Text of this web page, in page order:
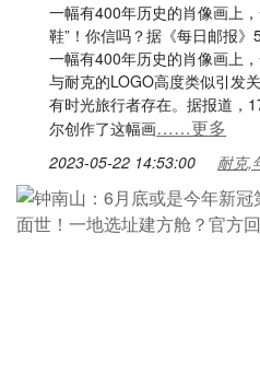
一幅有400年历史的肖像画上
鞋”！你信吗？据《每日邮报
一幅有400年历史的肖像画上
与耐克的LOGO高度类似引发
有时光旅行者存在。据报道，
尔创作了这幅画……更多
2023-05-22 14:53:00 耐克,